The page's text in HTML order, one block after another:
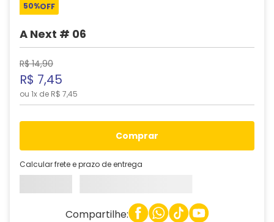
50%OFF
A Next # 06
R$ 14,90
R$ 7,45
ou 1x de R$ 7,45
comprar
Calcular frete e prazo de entrega
Compartilhe: